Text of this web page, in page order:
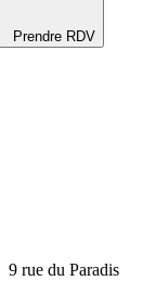
Prendre RDV
9 rue du Paradis